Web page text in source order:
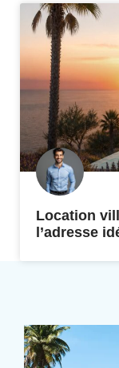
Location
l’adresse